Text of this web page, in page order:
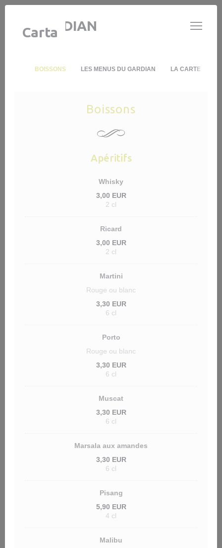
Personalización de sus opciones de cookies
LE GARDIAN
Carta
Boissons
Apéritifs
Whisky
3,00 EUR
2 cl
Ricard
3,00 EUR
2 cl
Martini
Rouge ou blanc
3,30 EUR
6 cl
Porto
Rouge ou blanc
3,30 EUR
6 cl
Muscat
3,30 EUR
6 cl
Marsala aux amandes
3,30 EUR
6 cl
Pisang
5,90 EUR
4 cl
Malibu
BOISSONS LES MENUS DU GARDIAN LA CARTE